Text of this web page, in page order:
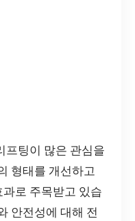
프팅이 많은 관심을
형태를 개선하고
로 주목받고 있습
안전성에 대해 전